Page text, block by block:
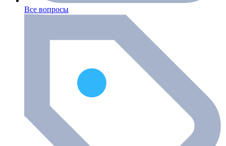
Все вопросы